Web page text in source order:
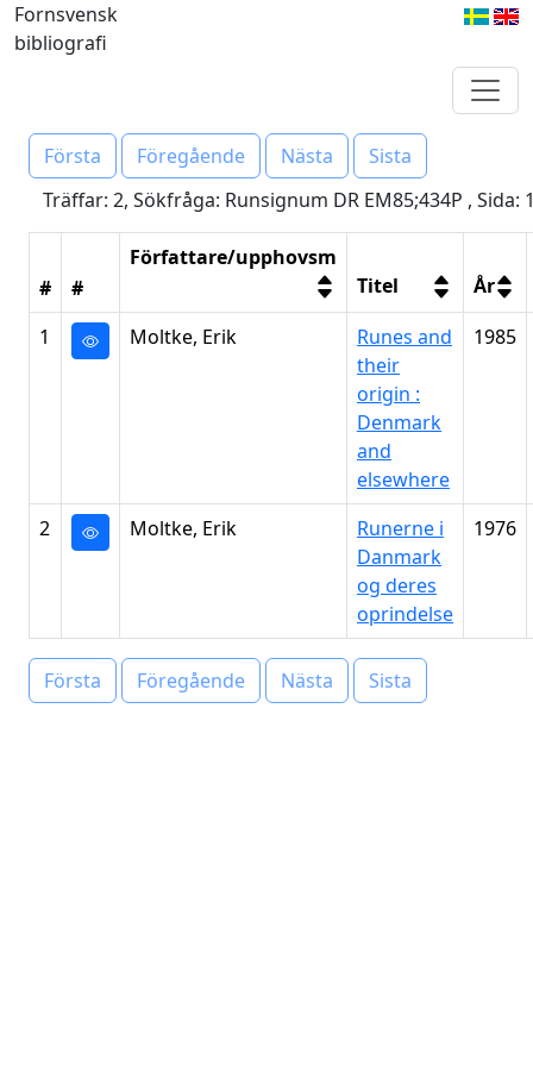
Fornsvensk
bibliografi
Första Föregående Nästa
Sista
Träffar: 2, Sökfråga: Runsignum DR EM85;434P , Sida:
# #
Författare/upphovsm
Titel
År
1
Moltke, Erik
Runes and
their
origin :
Denmark
and
elsewhere
1985
2 Moltke, Erik
Runerne i
Danmark
og deres
oprindelse
1976
Första Föregående Nästa Sista